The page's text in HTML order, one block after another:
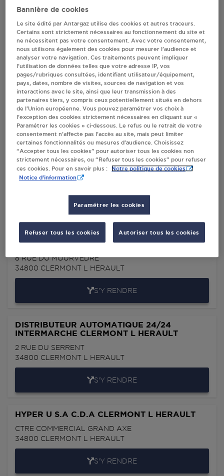
Villes
INTERMARCHE SUPER NIGAUTAN CLERMONT
L HERAULT
2 RUE DU SERVENT
34800CLERMONT L HERAULT
S'Y RENDRE
DISTRIBUTEUR AUTOMATIQUE 24/24
LECLERC CLERMONT L HERAULT
ZAC LA SAMANE
A LA STATION SERVICE
S'Y RENDRE
MR BRICOLAGE CLERMONT L HERAULT
8 RUE DU MOURVEDRE
34800 CLERMONT L HERAULT
S'Y RENDRE
DISTRIBUTEUR AUTOMATIQUE 24/24
INTERMARCHE CLERMONT L HERAULT
2 RUE DU SERRENT
34800 CLERMONT L HERAULT
S'Y RENDRE
HYPER U S.A C.D.A CLERMONT L HERAULT
CTRE COMMERCIAL GRAND AXE
34800 CLERMONT L HERAULT
S'Y RENDRE
Bannière de cookies
Le site édité par Antargaz utilise des cookies et autres traceurs.
Certains sont strictement nécessaires au fonctionnement du site et
ne nécessitent pas votre consentement. Avec votre consentement,
nous utilisons également des cookies pour mesurer l’audience et
analyser votre navigation. Ces traitements peuvent impliquer
l’utilisation de données telles que votre adresse IP, vos
pages/rubriques consultées, identifiant utilisateur/équipement,
pays, dates, nombre de visites, sources de navigation et vos
interactions avec le site, ainsi que leur transmission à des
partenaires tiers, y compris ceux potentiellement situés en dehors
de l’Union européenne. Vous pouvez paramétrer vos choix à
l’exception des cookies strictement nécessaires en cliquant sur «
Paramétrer les cookies » ci-dessous. Le refus ou le retrait de votre
consentement n’affecte pas l’accès au site, mais peut limiter
certaines fonctionnalités ou mesures d’audience. Choisissez
“Accepter tous les cookies” pour autoriser tous les cookies non
strictement nécessaires, ou “Refuser tous les cookies” pour refuser
ces cookies. Pour en savoir plus :
Notre politique de cookies
Notice d'information
Paramétrer les cookies
Refuser tous les cookies Autoriser tous les cookies